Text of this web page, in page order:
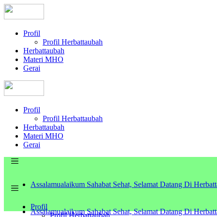
Profil
Profil Herbattaubah
Herbattaubah
Materi MHO
Gerai
Profil
Profil Herbattaubah
Herbattaubah
Materi MHO
Gerai
Assalamualaikum Sahabat Sehat, Selamat Datang Di
Profil
Profil Herbattaubah
Assalamualaikum Sahabat Sehat, Selamat Datang Di